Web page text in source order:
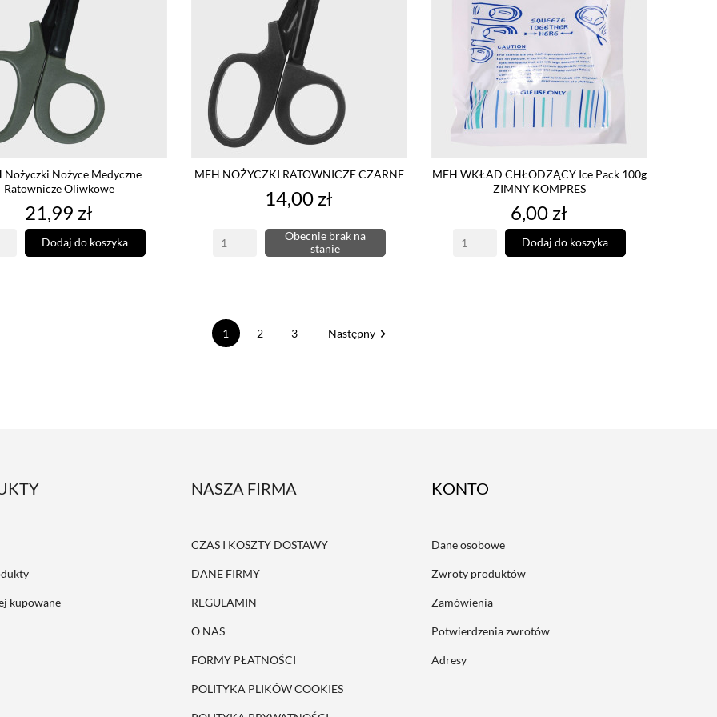
Nożyczki Nożyce Medyczne
Ratownicze Oliwkowe
Cena
21,99 zł
Dodaj do koszyka
MFH NOŻYCZKI RATOWNICZE CZARNE
Cena
14,00 zł
Obecnie brak na
stanie
MFH WKŁAD CHŁODZĄCY Ice Pack 100g
ZIMNY KOMPRES
Cena
6,00 zł
Dodaj do koszyka
1 2 3 Następny
kupowane
NASZA FIRMA
CZAS I KOSZTY DOSTAWY
DANE FIRMY
REGULAMIN
O NAS
FORMY PŁATNOŚCI
POLITYKA PLIKÓW COOKIES
ACCOUNT
Dane osobowe
Zwroty produktów
Zamówienia
Potwierdzenia zwrotów
Adresy